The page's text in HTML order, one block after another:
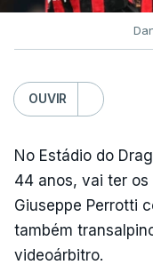
OUVIR
No Estádio do
44 anos, vai ter
Giuseppe Perrotti
também
videoárbitro.